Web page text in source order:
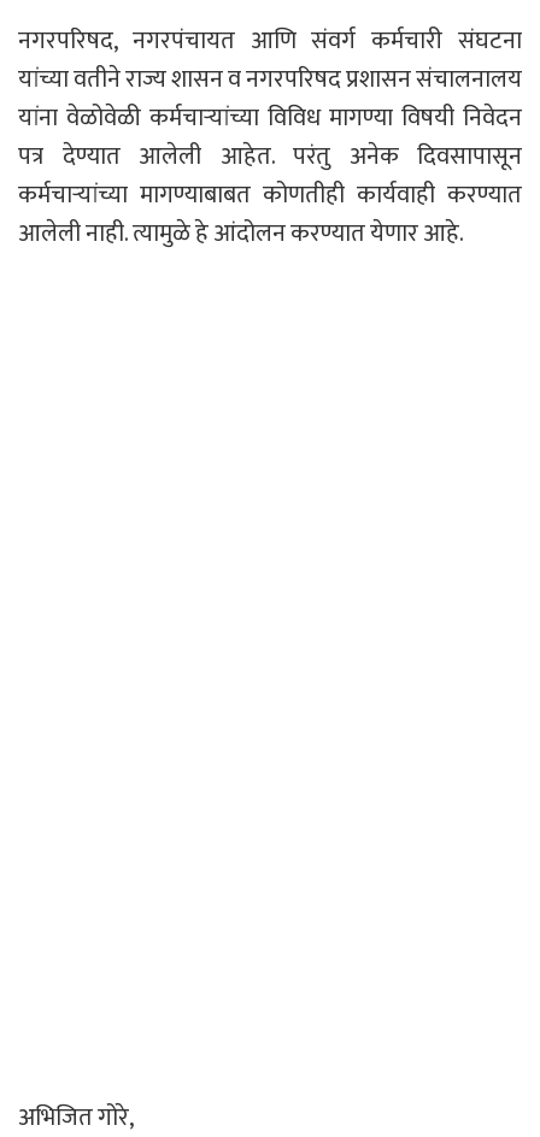
नगरपरिषद, नगरपंचायत आणि संवर्ग कर्मचारी संघटना
यांच्या वतीने राज्य शासन व नगरपरिषद प्रशासन संचालनालय
यांना वेळोवेळी कर्मचाऱ्यांच्या विविध मागण्या विषयी निवेदन
पत्र देण्यात आलेली आहेत. परंतु अनेक दिवसापासून
कर्मचाऱ्यांच्या मागण्याबाबत कोणतीही कार्यवाही करण्यात
आलेली नाही. त्यामुळे हे आंदोलन करण्यात येणार आहे.
अभिजित गोरे,